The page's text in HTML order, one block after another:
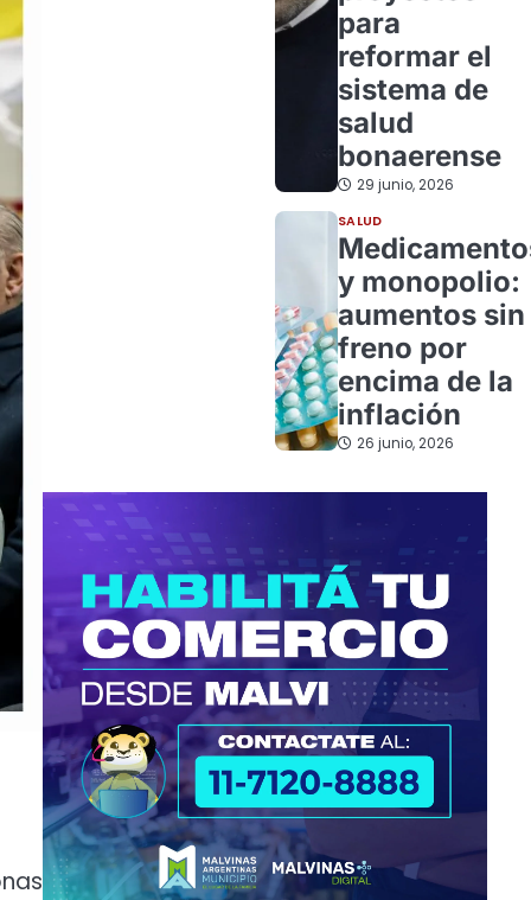
para
reformar el
sistema de
salud
bonaerense
29 junio, 2026
SALUD
y monopolio:
aumentos sin
freno por
encima de la
inflación
26 junio, 2026